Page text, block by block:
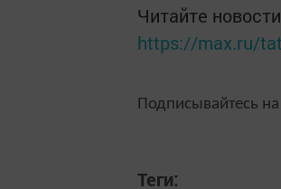
Читайте
https://max.ru/
Подписывайтесь
Теги: